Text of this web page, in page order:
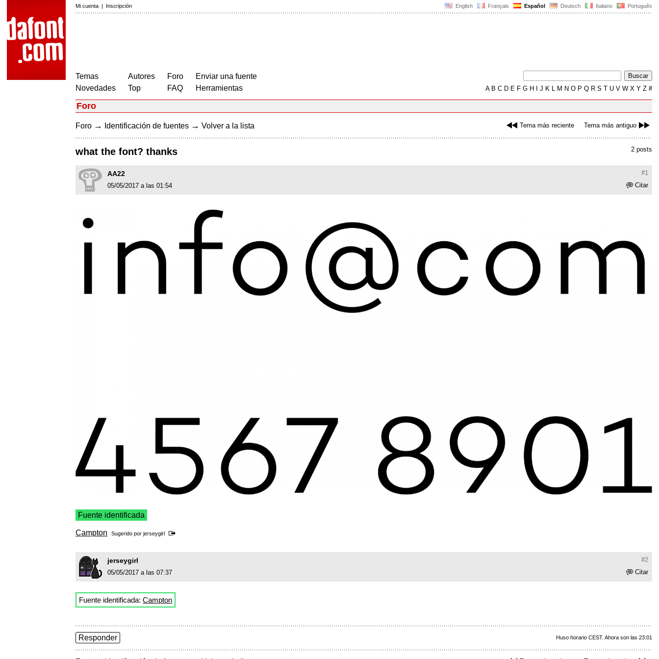
English Français Español Deutsch Italiano Português
Mi cuenta | Inscripción
Temas
Novedades
Autores
Top
Foro
FAQ
Enviar una fuente
Herramientas
AB C D E F G H J K L M N O P Q R S T U V W X Y Z #
Foro
Tema más reciente Tema más antiguo
Foro → Identificación de fuentes → Volver a la lista
2 posts
what the font? thanks
#1
AA22
Citar
05/05/2017 a las 01:54
Fuente identificada
Campton Sugerido por jerseygirl
#2
jerseygirl
Citar
05/05/2017 a las 07:37
Fuente identificada: Campton
Huso horario CEST. Ahora son las 23:01
Responder